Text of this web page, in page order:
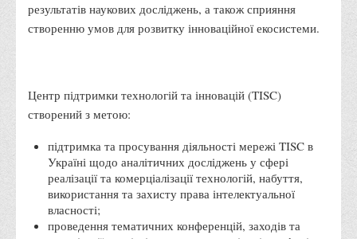
Як розпізнати глорифікацію збройної агресії РФ проти
України та протистояти їй?
Правила поведінки у разі виявлення вибухонебезпечних
Протидія торгівлі людьми
Дії населення в умовах надзвичайних ситуацій воєнного
характеру
Правила безпечної поведінки учасників освітнього процесу в
результатів наукових досліджень, а також сприяння
створенню умов для розвитку інноваційної екосистеми.
Центр підтримки технологій та інновацій (TISC)
створений з метою:
підтримка та просування діяльності мережі TISC в
Україні щодо аналітичних досліджень у сфері
реалізації та комерціалізації технологій, набуття,
використання та захисту права інтелектуальної
власності;
проведення тематичних конференцій, заходів та